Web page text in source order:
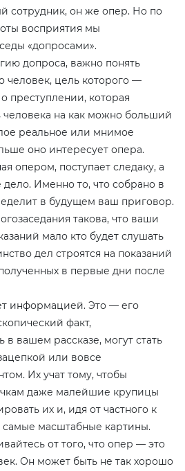
сотрудник, он же опер. Но по
восприятия мы
«допросами».
допроса, важно понять
человек, цель которого —
преступлении, которая
человека на как можно больший
реальное или мнимое
оно интересует опера.
опером, поступает следаку, а
Именно то, что собрано в
в будущем ваш приговор.
такова, что ваши
мало кто будет слушать
дел строятся на показаний
в первые дни после
информацией. Это — его
факт,
в вашем рассказе, могут стать
или вовсе
Их учат тому, чтобы
даже малейшие крупицы
их и, идя от частного к
самые масштабные картины.
от того, что опер — это
Он может быть не так хорошо